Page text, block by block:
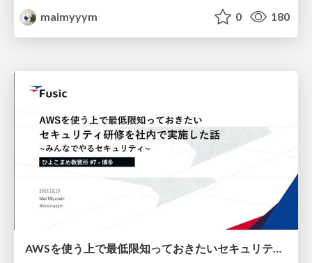
maimyyym
0 180
AWSを使う上で最低限知っておきたいセキュリティ研修を社内で実施した話 ~みんなでやるセキュリティ~